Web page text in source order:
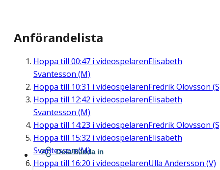
Anförandelista
Hoppa till 00:47 i videospelarenElisabeth
Svantesson (M)
Hoppa till 10:31 i videospelarenFredrik Olovsson
Hoppa till 12:42 i videospelarenElisabeth
Svantesson (M)
Hoppa till 14:23 i videospelarenFredrik Olovsson
Hoppa till 15:32 i videospelarenElisabeth
Svantesson (M)
Hoppa till 16:20 i videospelarenUlla Andersson (V)
Dela/Bädda in